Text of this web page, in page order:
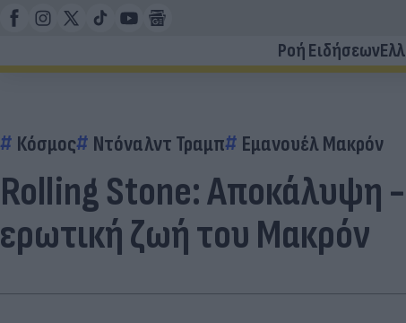
Ροή Ειδήσεων
Κόσμος Ντόναλντ Τραμπ Εμανουέλ Μακρόν
Rolling Stone: Αποκάλυψη -
ερωτική ζωή του Μακρόν